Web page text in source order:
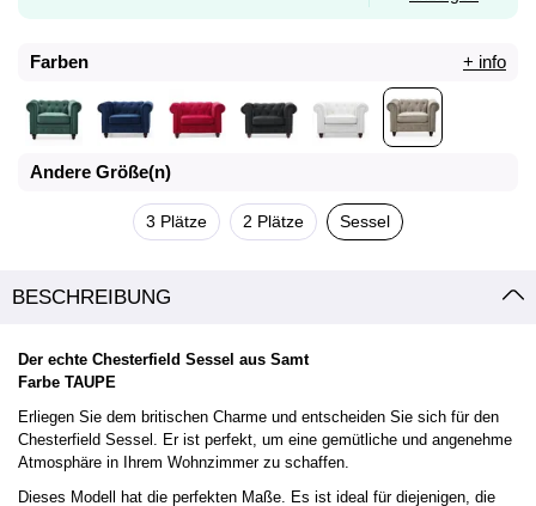
Farben + info
Andere Größe(n)
3 Plätze 2 Plätze Sessel
BESCHREIBUNG
Der echte Chesterfield Sessel aus Samt
Farbe TAUPE
Erliegen Sie dem britischen Charme und entscheiden Sie sich für den
Chesterfield Sessel. Er ist perfekt, um eine gemütliche und angenehme
Atmosphäre in Ihrem Wohnzimmer zu schaffen.
Dieses Modell hat die perfekten Maße. Es ist ideal für diejenigen, die